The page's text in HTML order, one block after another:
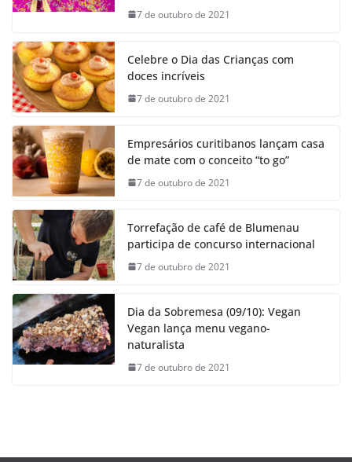
7 de outubro de 2021
Celebre o Dia das Crianças com
doces incríveis
7 de outubro de 2021
Empresários curitibanos lançam casa
de mate com o conceito “to go”
7 de outubro de 2021
Torrefação de café de Blumenau
participa de concurso internacional
7 de outubro de 2021
Dia da Sobremesa (09/10): Vegan
Vegan lança menu vegano-
naturalista
7 de outubro de 2021